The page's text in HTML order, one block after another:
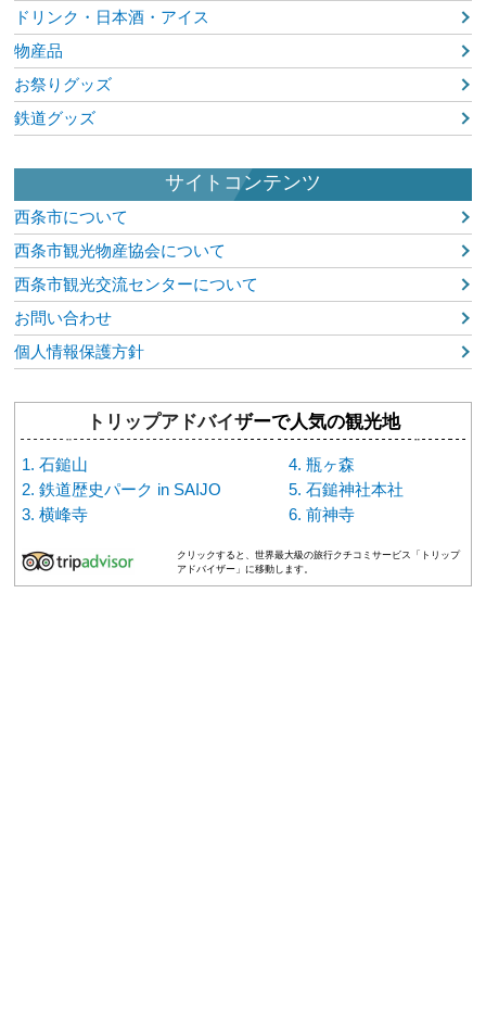
ドリンク・日本酒・アイス
物産品
お祭りグッズ
鉄道グッズ
サイトコンテンツ
西条市について
西条市観光物産協会について
西条市観光交流センターについて
お問い合わせ
個人情報保護方針
トリップアドバイザーで人気の観光地
石鎚山
鉄道歴史パーク in SAIJO
横峰寺
瓶ヶ森
石鎚神社本社
前神寺
クリックすると、世界最大級の旅行クチコミサービス「トリップ
アドバイザー」に移動します。